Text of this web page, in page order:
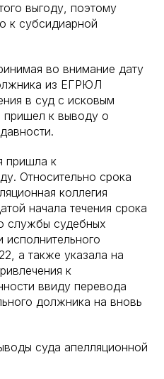
выгоду, поэтому
к субсидиарной
во внимание дату
из ЕГРЮЛ
в суд с исковым
пришел к выводу о
пришла к
Относительно срока
коллегия
начала течения срока
службы судебных
а также указала на
к
ввиду перевода
должника на вновь
суда апелляционной